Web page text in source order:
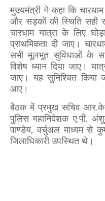
मुख्यमंत्री ने कहा कि
और सड़कों की स्थिति सही
चारधाम यात्रा के लिए
प्राथमिकता दी जाए।
सभी मूलभूत सुविधाओं के
विशेष ध्यान दिया जाए।
जाए। यह सुनिश्चित किया
आए।
बैठक में प्रमुख सचिव आर.के
पुलिस महानिदेशक ए.पी.
पाण्डेय, वर्चुअल माध्यम से
जिलाधिकारी उपस्थित थे।